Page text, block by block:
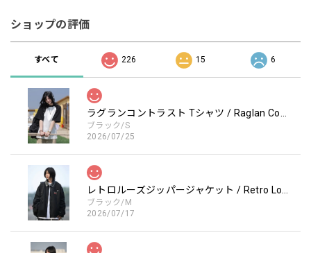
ショップの評価
すべて 226 15 6
ブラック/S
2026/07/25
ブラック/M
2026/07/17